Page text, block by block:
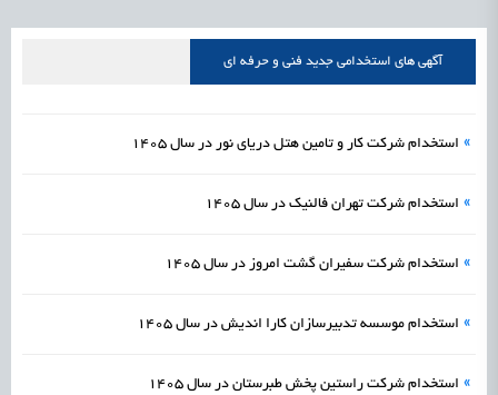
علمی
1405/05/15 اشتغال و کارآفرینی رسیدن مجوز ایجاد «سندباکس» به نهادهای توسعه‌ای و صنفی
آگهی های استخدامی جدید فنی و حرفه ای
» استخدام شرکت کار و تامین هتل دریای نور در سال 1405
» استخدام شرکت تهران فالنیک در سال 1405
» استخدام شرکت سفیران گشت امروز در سال 1405
» استخدام موسسه تدبیرسازان کارا اندیش در سال 1405
» استخدام شرکت راستین پخش طبرستان در سال 1405